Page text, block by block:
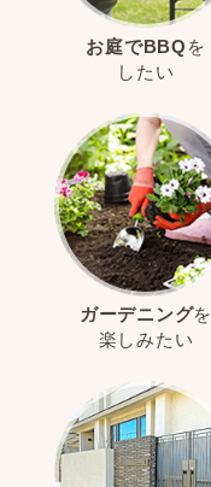
お庭でBBQ を
したい
ガーデニングを
楽しみたい